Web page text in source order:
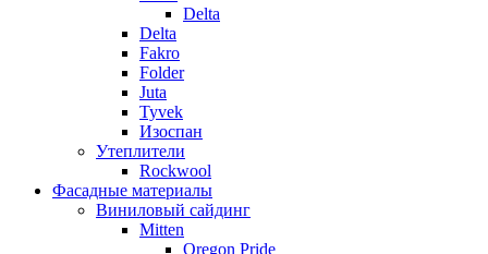
Delta
Delta
Fakro
Folder
Juta
Tyvek
Изоспан
Утеплители
Rockwool
Фасадные материалы
Виниловый сайдинг
Mitten
Oregon Pride